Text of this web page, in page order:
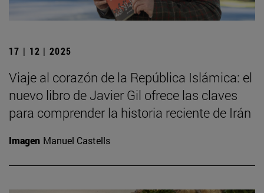
17 | 12 | 2025
Viaje al corazón de la República Islámica: el
nuevo libro de Javier Gil ofrece las claves
para comprender la historia reciente de Irán
Imagen Manuel Castells